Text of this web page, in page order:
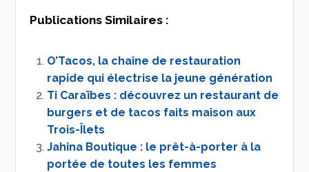
Publications Similaires :
O’Tacos, la chaîne de restauration
rapide qui électrise la jeune génération
Ti Caraïbes : découvrez un restaurant de
burgers et de tacos faits maison aux
Trois-Îlets
Jahina Boutique : le prêt-à-porter à la
portée de toutes les femmes